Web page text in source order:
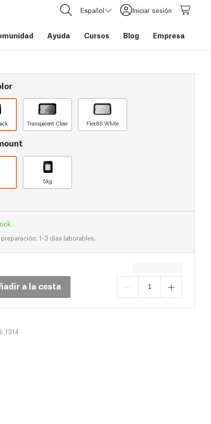
Español Iniciar sesión
Ayuda Cursos Blog Empresa
Transparent Clear Flex80 White
5kg
1-3 días laborables.
a la cesta
1314